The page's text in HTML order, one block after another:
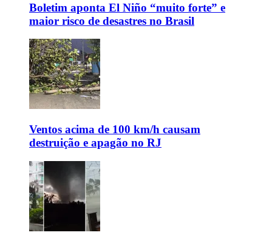
Boletim aponta El Niño “muito forte” e
maior risco de desastres no Brasil
Ventos acima de 100 km/h causam
destruição e apagão no RJ